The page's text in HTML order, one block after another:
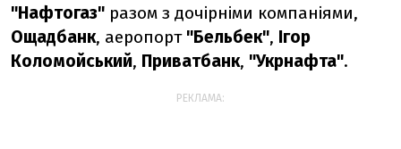
"Нафтогаз" разом з дочірніми компаніями,
Ощадбанк, аеропорт "Бельбек", Ігор
Коломойський, Приватбанк, "Укрнафта".
РЕКЛАМА: